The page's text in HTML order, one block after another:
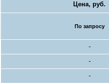
Цена, руб.
По запросу
-
-
-